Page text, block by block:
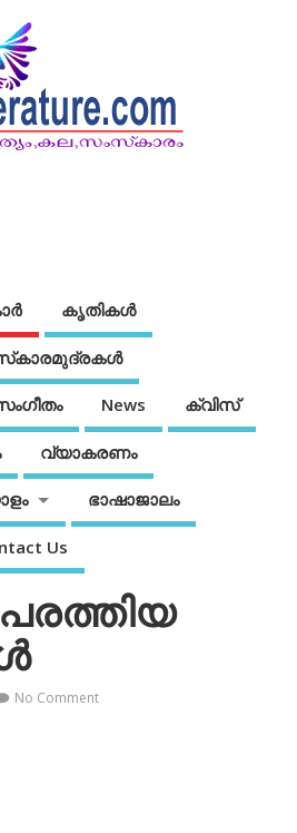
കൃതികൾ
News ക്വിസ്
വ്യാകരണം
ഭാഷാജാലം
Us
No Comment